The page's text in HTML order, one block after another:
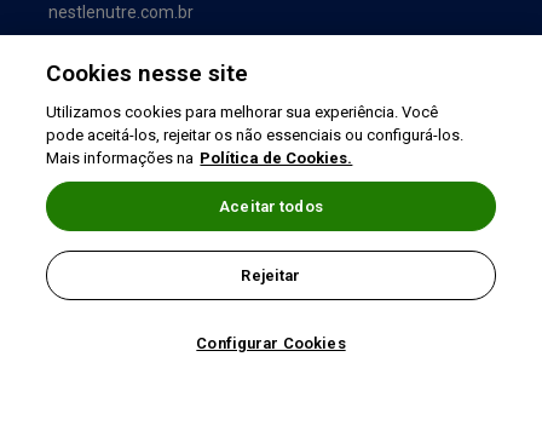
nestlenutre.com.br
Política de Privacidade
©2026 Nestlé Nutrition & Health
Cookies nesse site
Utilizamos cookies para melhorar sua experiência. Você
pode aceitá-los, rejeitar os não essenciais ou configurá-los.
Mais informações na Política de Cookies.
Configurar Cookies
Rejeitar
Aceitar todos